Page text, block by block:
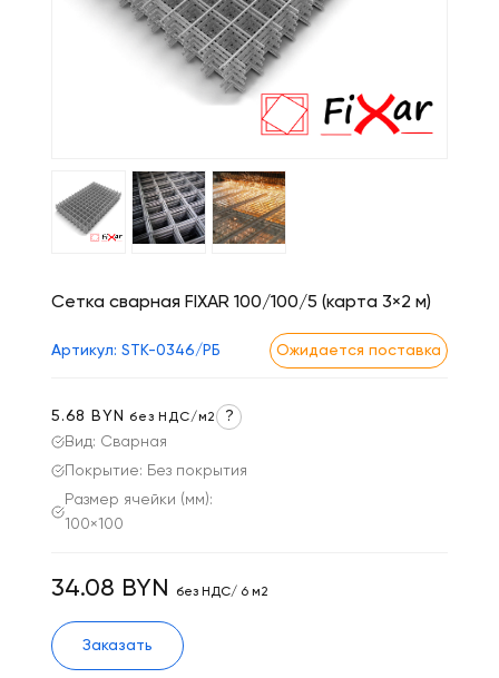
Сетка сварная FIXAR 100/100/5 (карта 3×2 м)
Артикул: STK-0346/РБ Ожидается поставка
Вид: Сварная
Покрытие: Без покрытия
Размер ячейки (мм):
100×100
5.68 BYN без НДС/м2 ?
34.08 BYN без НДС/ 6 м2
Заказать